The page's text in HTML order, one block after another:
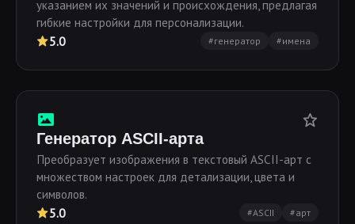
указанием их значений и происхождения, предлагая
гибкие настройки для персонализации.
5.0 #генератор #имена
Генератор ASCII-арта
Преобразует изображения в текстовый ASCII-арт с
множеством настроек для детализации, цвета и
символов.
5.0 #ASCII #арт